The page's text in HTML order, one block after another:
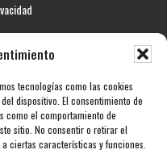
tecnologías como las cookies
dispositivo. El consentimiento de
como el comportamiento de
sitio. No consentir o retirar el
ciertas características y funciones.